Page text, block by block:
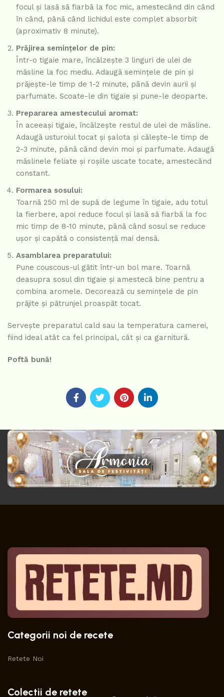
focul și lasă să fiarbă la foc mic, amestecând din când
în când, până când lichidul este complet absorbit
(aproximativ 8 minute).
Prăjirea semințelor de pin:
Într-o tigaie mare, încălzește 3 linguri de ulei de
măsline la foc mediu. Adaugă semințele de pin și
prăjește-le timp de 1-2 minute, până devin aurii și
parfumate. Scoate-le din tigaie și pune-le deoparte.
Prepararea amestecului aromat:
În aceeași tigaie, încălzește restul de ulei de măsline.
Adaugă usturoiul tocat și șalota și călește-le timp de
2-3 minute, până când devin moi și parfumate. Adaugă
măslinele feliate și roșiile uscate tocate, amestecând
constant.
Formarea sosului:
Toarnă 250 ml de supă de legume în tigaie, adu totul
la fierbere, apoi reduce focul și lasă să fiarbă la foc
mic timp de 8-10 minute, până când sosul se reduce
ușor și capătă o consistență mai densă.
Asamblarea preparatului:
Pune couscous-ul gătit într-un bol mare. Toarnă
deasupra sosul din tigaie și amestecă bine pentru a
combina aromele. Decorează cu semințele de pin
prăjite și pătrunjel proaspăt tocat.
Servește preparatul cald sau la temperatura camerei,
fiind ideal atât ca fel principal, cât și ca garnitură.
Poftă bună!
Categorii noi de recete
Retete Noi
Colectii de retete